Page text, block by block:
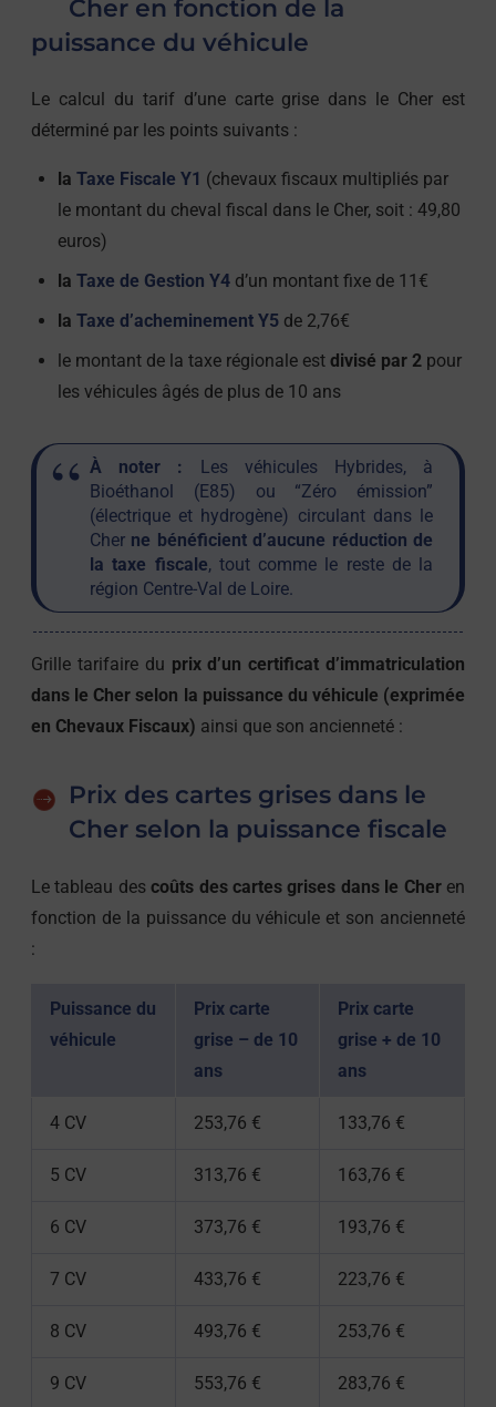
Cher en fonction de la
puissance du véhicule
Le calcul du tarif d’une carte grise dans le Cher est
déterminé par les points suivants :
la Taxe Fiscale Y1 (chevaux fiscaux multipliés par
le montant du cheval fiscal dans le Cher, soit : 49,80
euros)
la Taxe de Gestion Y4 d’un montant fixe de 11€
la Taxe d’acheminement Y5 de 2,76€
le montant de la taxe régionale est divisé par 2 pour
les véhicules âgés de plus de 10 ans
À noter :
Les véhicules Hybrides, à
Bioéthanol (E85) ou “Zéro émission”
(électrique et hydrogène) circulant dans le
Cher ne bénéficient d’aucune réduction de
la taxe fiscale, tout comme le reste de la
région Centre-Val de Loire.
Grille tarifaire du prix d’un certificat d’immatriculation
dans le Cher selon la puissance du véhicule (exprimée
en Chevaux Fiscaux) ainsi que son ancienneté :
Prix des cartes grises dans le
Cher selon la puissance fiscale
Le tableau descoûts des cartes grises dans le Cheren
fonction de la puissance du véhicule et son ancienneté
:
Puissance du
véhicule
Prix carte
grise – de 10
ans
Prix carte
grise + de 10
ans
4 CV 253,76 € 133,76 €
5 CV 313,76 € 163,76 €
6 CV 373,76 € 193,76 €
7 CV 433,76 € 223,76 €
8 CV 493,76 € 253,76 €
9 CV 553,76 € 283,76 €